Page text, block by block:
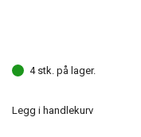
4 stk. på lager.
Legg i handlekurv